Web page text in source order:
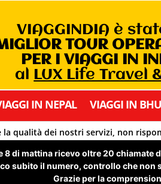
VIAGGINDIA è
TOUR
PER I VIAGGI IN
al LUX Life Travel
IN NEPAL VIAGGI IN
la qualità dei nostri servizi, non
8 di mattina ricevo oltre 20 chiamate
subito il numero, controllo che
Grazie per la